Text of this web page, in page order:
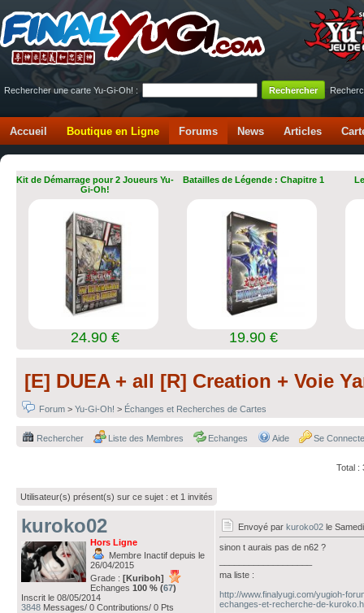
Rechercher une carte Yu-Gi-Oh! :
Accueil Boutique en Ligne Forums News Articles
Kit de Démarrage pour 2 Joueurs Yu-
Gi-Oh!
24.90 €
Batailles de Légende : Chapitre 1
19.90 €
[E] DUEA + all [R] Creation + Voie
Forum > Yu-Gi-Oh! > Échanges et Recherches de Cartes
Rechercher Liste des Membres Echanges Aide Se
Total :
Utilisateur(s) présent(s) sur ce sujet : et 1 invités
kuroko02
Hors Ligne
Membre Inactif depuis le
26/04/2015
Grade : [Kuriboh]
Echanges 100 % (67)
Inscrit le 08/05/2014
3848 Messages/ 0 Contributions/ 0 Pts
Envoyé par kuroko02 le
sinon t aurais pas de n62 ?
ma liste :
http://www.finalyugi.com/yugioh-
echanges-et-recherche-de-